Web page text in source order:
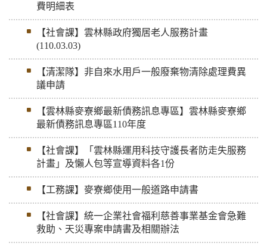
費明細表
【社會課】雲林縣政府獨居老人服務計畫
(110.03.03)
【清潔隊】非自來水用戶一般廢棄物清除處理費異
議申請
【雲林縣麥寮鄉最新債務訊息專區】雲林縣麥寮鄉
最新債務訊息專區110年度
【社會課】「雲林縣運用科技守護長者防走失服務
計畫」及懶人包等宣導資料各1份
【工務課】麥寮鄉使用一般道路申請書
【社會課】統一企業社會福利慈善事業基金會急難
救助、天災專案申請書及相關辦法